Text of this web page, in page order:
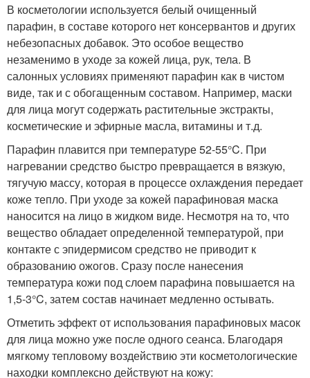
В косметологии используется белый очищенный
парафин, в составе которого нет консервантов и других
небезопасных добавок. Это особое вещество
незаменимо в уходе за кожей лица, рук, тела. В
салонных условиях применяют парафин как в чистом
виде, так и с обогащенным составом. Например, маски
для лица могут содержать растительные экстракты,
косметические и эфирные масла, витамины и т.д.
Парафин плавится при температуре 52-55°C. При
нагревании средство быстро превращается в вязкую,
тягучую массу, которая в процессе охлаждения передает
коже тепло. При уходе за кожей парафиновая маска
наносится на лицо в жидком виде. Несмотря на то, что
вещество обладает определенной температурой, при
контакте с эпидермисом средство не приводит к
образованию ожогов. Сразу после нанесения
температура кожи под слоем парафина повышается на
1,5-3°C, затем состав начинает медленно остывать.
Отметить эффект от использования парафиновых масок
для лица можно уже после одного сеанса. Благодаря
мягкому тепловому воздействию эти косметологические
находки комплексно действуют на кожу: